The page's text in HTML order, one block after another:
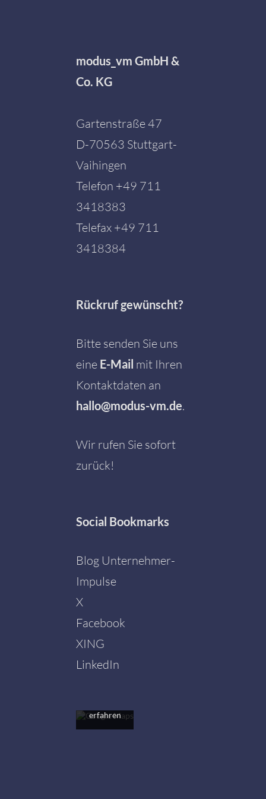
modus_vm GmbH &
Co. KG
Gartenstraße 47
D-70563 Stuttgart-
Vaihingen
Telefon +49 711
3418383
Telefax +49 711
3418384
Rückruf gewünscht?
Bitte senden Sie uns
eine E-Mail mit Ihren
Kontaktdaten an
hallo@modus-vm.de.
Wir rufen Sie sofort
zurück!
Social Bookmarks
Blog Unternehmer-
Impulse
X
Facebook
XING
LinkedIn
Mit dem
Karte
Sie die
erfahren